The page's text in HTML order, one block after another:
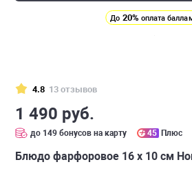
До 20% оплата
4.8 13 отзывов
1 490 руб.
до 149 бонусов на карту 45 Плюс
Блюдо фарфоровое 16 х 10 см